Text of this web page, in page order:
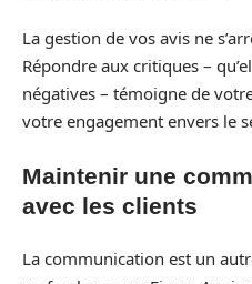
La gestion de vos avis ne
Répondre aux critiques –
négatives – témoigne de
votre engagement envers le
Maintenir une
avec les clients
La communication est un